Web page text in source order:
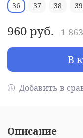
36
37 38 39
960 руб. 1
В
Добавить в
Описание